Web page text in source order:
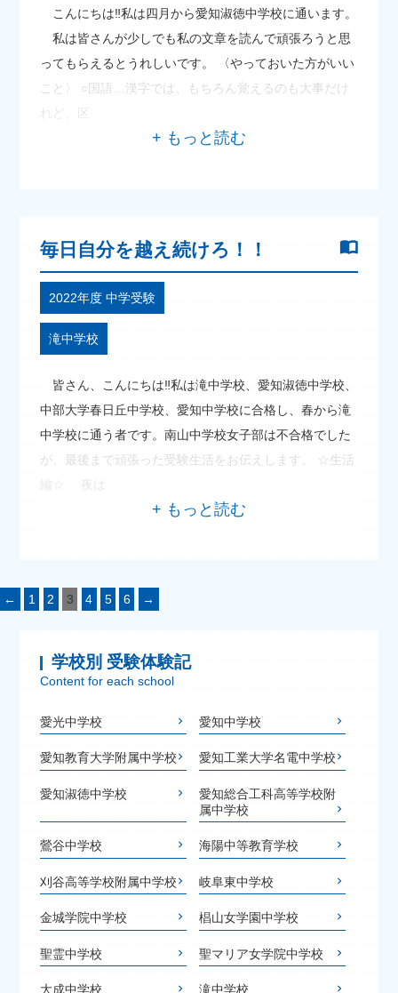
こんにちは‼私は四月から愛知淑徳中学校に通います。
私は皆さんが少しでも私の文章を読んで頑張ろうと思
ってもらえるとうれしいです。 〈やっておいた方がいい
こと〉 ○国語…漢字では、もちろん覚えるのも大事だけ
れど、区
毎日自分を越え続けろ！！
2022年度 中学受験
滝中学校
皆さん、こんにちは‼私は滝中学校、愛知淑徳中学校、
中部大学春日丘中学校、愛知中学校に合格し、春から滝
中学校に通う者です。南山中学校女子部は不合格でした
が、最後まで頑張った受験生活をお伝えします。 ☆生活
編☆ 夜は
← 1 2 3 4 5 6 →
学校別 受験体験記
Content for each school
愛光中学校 愛知中学校
愛知教育大学附属中学校 愛知工業大学名電中学校
愛知淑徳中学校
愛知総合工科高等学校附
属中学校
鶯谷中学校 海陽中等教育学校
刈谷高等学校附属中学校 岐阜東中学校
金城学院中学校 椙山女学園中学校
聖霊中学校 聖マリア女学院中学校
大成中学校 滝中学校